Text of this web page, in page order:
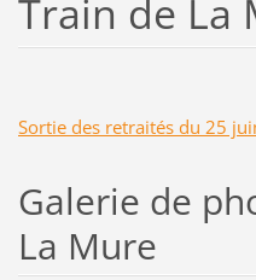
Train de La
Sortie des retraités du 25
Galerie de
La Mure